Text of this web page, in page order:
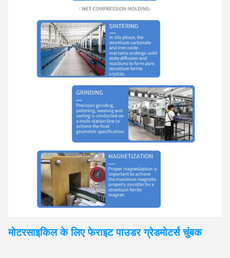
मोटरसाइकिल के लिए फेराइट पाउडर ग्रेडमोटर्स चुंबक